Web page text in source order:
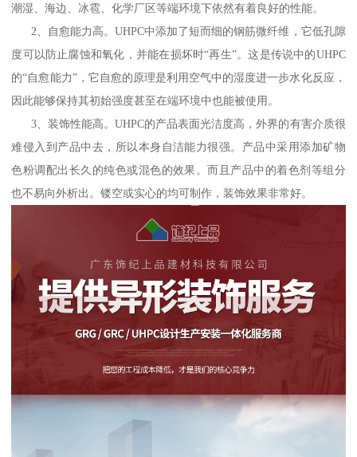
潮湿、海边、冰雹、化学厂区等端环境下依然有着良好的性能。
2、自愈能力高。UHPC中添加了短而细的钢筋微纤维，它低孔隙
度可以防止腐蚀和氧化，并能在损坏时“再生”。这是传说中的UHPC
的“自愈能力”，它自愈的原理是利用空气中的湿度进一步水化反应，
因此能够保持其初始强度甚至在端环境中也能被使用。
3、装饰性能高。UHPC的产品表面光洁度高，外界的有害介质很
难侵入到产品中去，所以本身自洁能力很强。产品中采用添加矿物
色粉调配出长久的纯色或混色的效果。而且产品中的着色剂等组分
也不易向外析出。镂空或实心的均可制作，装饰效果非常好。